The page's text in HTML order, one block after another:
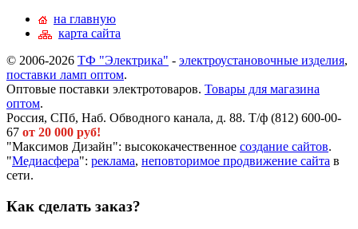
на главную
карта сайта
© 2006-2026 ТФ "Электрика" - электроустановочные изделия,
поставки ламп оптом.
Оптовые поставки электротоваров. Товары для магазина
оптом.
Россия, СПб, Наб. Обводного канала, д. 88. Т/ф (812) 600-00-
67 от 20 000 руб!
"Максимов Дизайн": высококачественное создание сайтов.
"Медиасфера": реклама, неповторимое продвижение сайта в
сети.
Как сделать заказ?